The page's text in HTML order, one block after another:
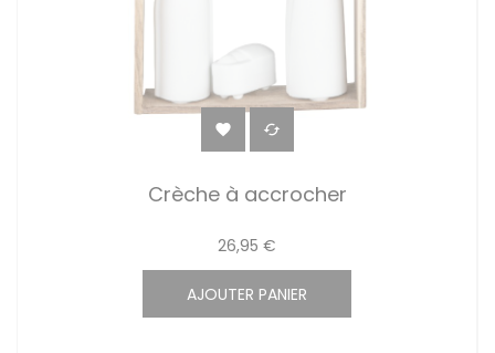
 
Crèche à accrocher
26,95 €
AJOUTER PANIER